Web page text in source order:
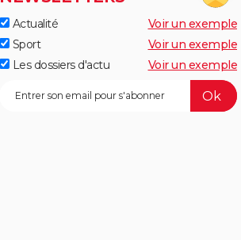
Actualité
Voir un exemple
Sport
Voir un exemple
Les dossiers d'actu
Voir un exemple